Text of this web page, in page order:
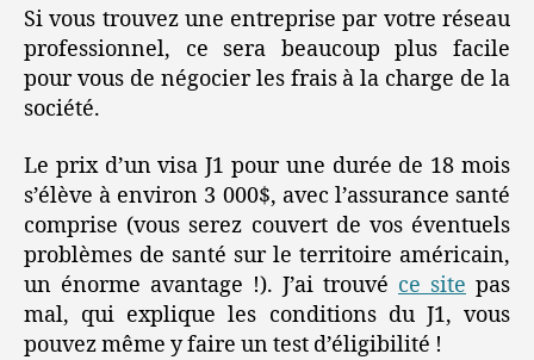
Si vous trouvez une entreprise par votre réseau
professionnel, ce sera beaucoup plus facile
pour vous de négocier les frais à la charge de la
société.
Le prix d’un visa J1 pour une durée de 18 mois
s’élève à environ 3 000$, avec l’assurance santé
comprise (vous serez couvert de vos éventuels
problèmes de santé sur le territoire américain,
un énorme avantage !). J’ai trouvé ce site pas
mal, qui explique les conditions du J1, vous
pouvez même y faire un test d’éligibilité !